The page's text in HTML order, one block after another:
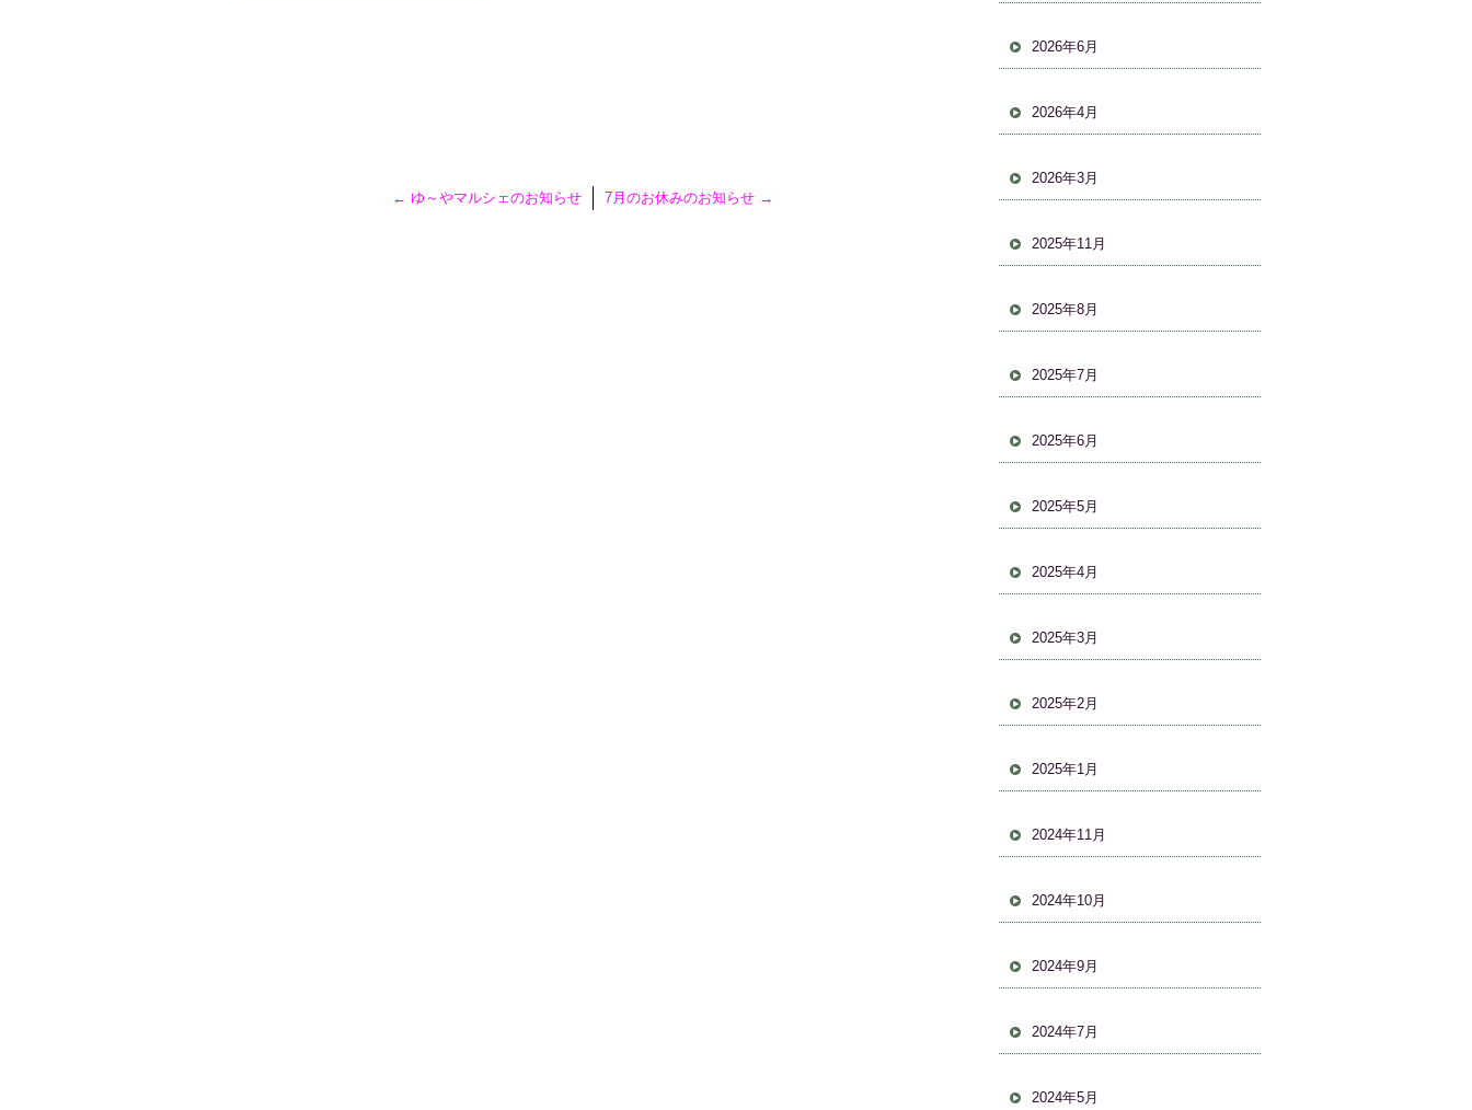
← ゆ～やマルシェのお知らせ 7月のお休みのお知らせ →
2026年6月
2026年4月
2026年3月
2025年11月
2025年8月
2025年7月
2025年6月
2025年5月
2025年4月
2025年3月
2025年2月
2025年1月
2024年11月
2024年10月
2024年9月
2024年7月
2024年5月